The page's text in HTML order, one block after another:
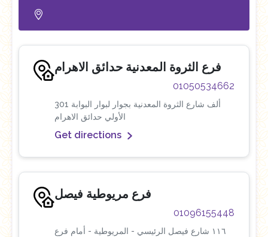
فرع الثروة المعدنية حدائق الاهرام
01050534662
301 ألف شارع الثروة المعدنية بجوار لبوار البوابة
الأولي حدائق الاهرام
Get directions
فرع مريوطية فيصل
01096155448
١١٦ شارع فيصل الرئيسي - المريوطية - أمام فرع